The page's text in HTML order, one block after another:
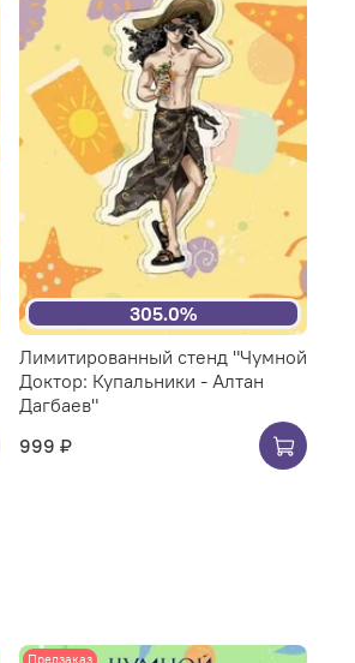
305.0%
Лимитированный стенд "Чумной
Доктор: Купальники - Алтан
Дагбаев"
999 ₽